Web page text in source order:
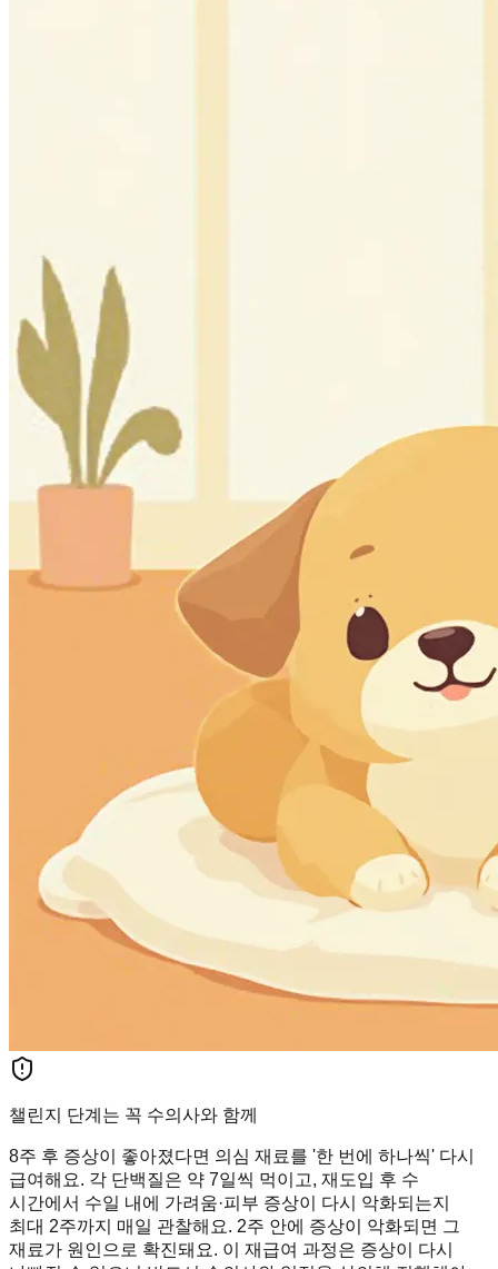
챌린지 단계는 꼭 수의사와 함께
8주 후 증상이 좋아졌다면 의심 재료를 '한 번에 하나씩' 다시
급여해요. 각 단백질은 약 7일씩 먹이고, 재도입 후 수
시간에서 수일 내에 가려움·피부 증상이 다시 악화되는지
최대 2주까지 매일 관찰해요. 2주 안에 증상이 악화되면 그
재료가 원인으로 확진돼요. 이 재급여 과정은 증상이 다시